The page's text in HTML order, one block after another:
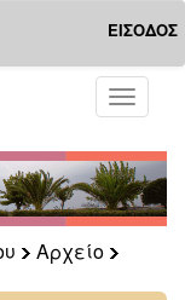
ΕΙΣΟΔΟΣ
Toggle
Αρχείο